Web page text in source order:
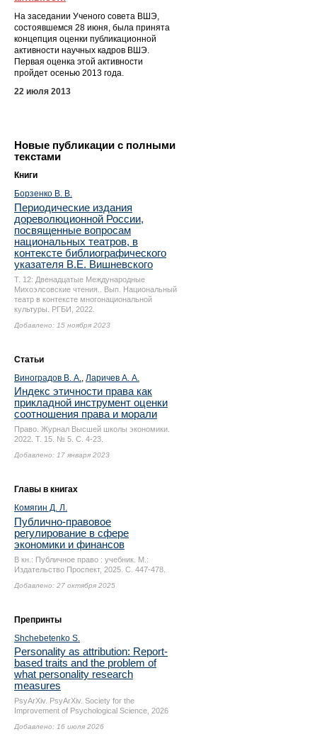
На заседании Ученого совета ВШЭ,
состоявшемся 28 июня, была принята
концепция оценки публикационной
активности научных кадров ВШЭ.
Первая оценка этой активности
пройдет осенью 2013 года.
22 июля 2013
Новые публикации с полными
текстами
Книги
Борзенко В. В.
Периодические издания
дореволюционной России,
посвященные вопросам
национальных театров, в
контексте библиографического
указателя В.Е. Вишневского
Т. 12: Двенадцатые Международные
Михоэлсовские чтения.. Вып. Национальный
театр в контексте многонациональной
культуры. РГБИ, 2022.
Добавлено: 15 ноября 2023
Статьи
Виноградов В. А.
Ларичев А. А.
Индекс этичности права как
прикладной инструмент оценки
соотношения права и морали
Право. Журнал Высшей школы экономики.
2022. Т. 15. № 5. С. 4-23.
Добавлено: 17 января 2023
Главы в книгах
Комягин Д. Л.
Публично-правовое
регулирование в сфере
экономики и финансов
В кн.: Публичное право : учебник. М.:
Издательство Проспект, 2025. С. 447-478.
Добавлено: 27 октября 2025
Препринты
Shchebetenko S.
Personality as attribution: Report-
based traits and the problem of
what personality research
measures
PsyArXiv. PsyArXiv. Society for the
Improvement of Psychological Science, 2026
Добавлено: 16 июля 2026